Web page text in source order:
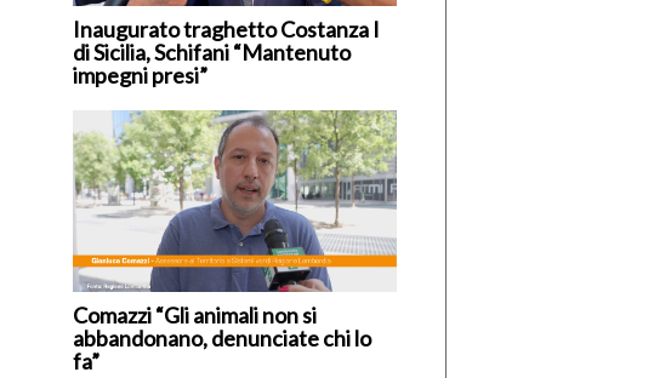
Inaugurato traghetto Costanza I
di Sicilia, Schifani “Mantenuto
impegni presi”
Comazzi “Gli animali non si
abbandonano, denunciate chi lo
fa”